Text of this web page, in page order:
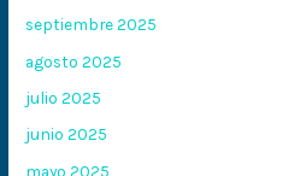
septiembre 2025
agosto 2025
julio 2025
junio 2025
mayo 2025